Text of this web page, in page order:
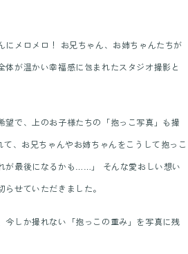
にメロメロ！ お兄ちゃん、お姉ちゃんたちが
体が温かい幸福感に包まれたスタジオ撮影と
望で、上のお子様たちの「抱っこ写真」も撮
、お兄ちゃんやお姉ちゃんをこうして抱っこ
が最後になるかも……」 そんな愛おしい想い
せていただきました。
今しか撮れない「抱っこの重み」を写真に残